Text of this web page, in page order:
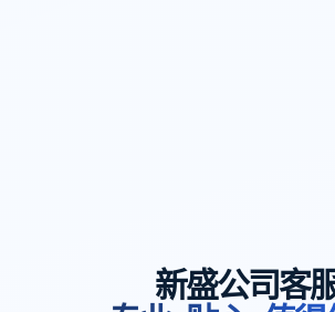
新盛公司客